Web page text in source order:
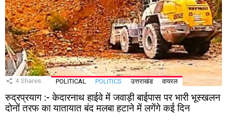
4 Shares POLITICAL POLITICS उत्तराखंड वायरल
रुद्रप्रयाग :- केदारनाथ हाईवे में जवाड़ी बाईपास पर भारी भूस्खलन
दोनों तरफ का यातायात बंद मलबा हटाने में लगेंगे कई दिन